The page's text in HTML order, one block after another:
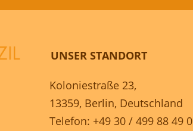
UNSER STANDORT
Koloniestraße 23,
13359, Berlin, Deutschland
Telefon: +49 30 / 499 88 49 0